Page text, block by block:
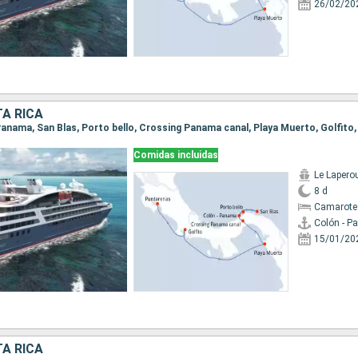
26/02/
RICA
San Blas, Porto bello, Crossing Panama canal, Playa Muerto,
Comidas incluidas
Le
8 d
Colón -
15/01/
RICA